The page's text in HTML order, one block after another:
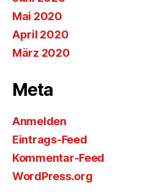
Mai 2020
April 2020
März 2020
Meta
Anmelden
Eintrags-Feed
Kommentar-Feed
WordPress.org